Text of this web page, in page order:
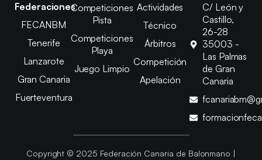
Federaciones
FECANBM
Tenerife
Lanzarote
Gran Canaria
Fuerteventura
Competiciones
Pista
Competiciones
Playa
Juego Limpio
Actividades
Técnico
Árbitros
Competición
Apelación
C/ León y
Castillo,
26-28
35003 -
Las Palmas
de Gran
Canaria
Copyright © 2025 Federación Canaria de Balonmano |